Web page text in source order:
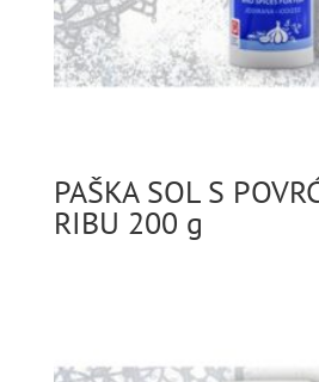
PAŠKA SOL S
RIBU 200 g